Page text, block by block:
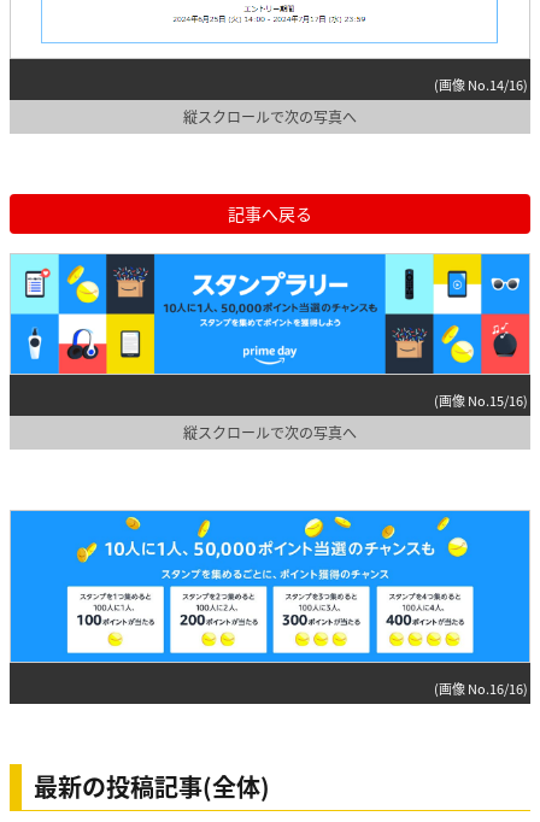
(画像 No.14/16)
縦スクロールで次の写真へ
記事へ戻る
(画像 No.15/16)
縦スクロールで次の写真へ
(画像 No.16/16)
最新の投稿記事(全体)